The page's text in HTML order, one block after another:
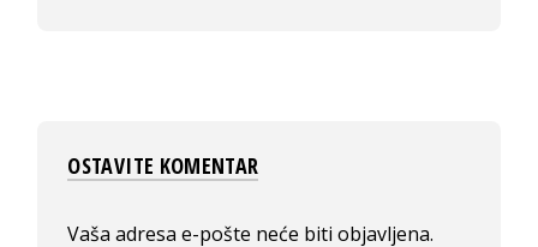
OSTAVITE KOMENTAR
Vaša adresa e-pošte neće biti objavljena.